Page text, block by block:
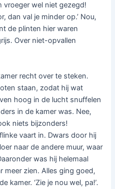
vroeger wel niet gezegd!
dan val je minder op.’ Nou,
de plinten hier waren
Over niet-opvallen
recht over te steken.
staan, zodat hij wat
hoog in de lucht snuffelen
in de kamer was. Nee,
niets bijzonders!
vaart in. Dwars door hij
naar de andere muur, waar
was hij helemaal
meer zien. Alles ging goed,
kamer. ‘Zie je nou wel, pa!’.